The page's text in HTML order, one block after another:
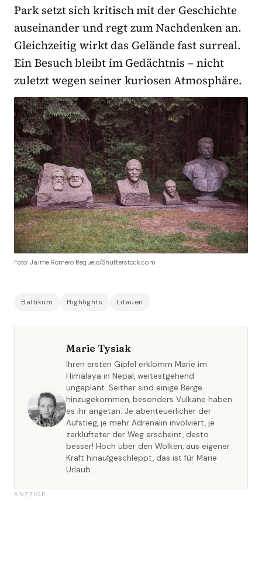
Park setzt sich kritisch mit der Geschichte
auseinander und regt zum Nachdenken an.
Gleichzeitig wirkt das Gelände fast surreal.
Ein Besuch bleibt im Gedächtnis – nicht
zuletzt wegen seiner kuriosen Atmosphäre.
Foto: Jaime Romero Requejo/Shutterstock.com
Baltikum Highlights Litauen
Marie Tysiak
Ihren ersten Gipfel erklomm Marie im
Himalaya in Nepal, weitestgehend
ungeplant. Seither sind einige Berge
hinzugekommen, besonders Vulkane haben
es ihr angetan. Je abenteuerlicher der
Aufstieg, je mehr Adrenalin involviert, je
zerklüfteter der Weg erscheint, desto
besser! Hoch über den Wolken, aus eigener
Kraft hinaufgeschleppt, das ist für Marie
Urlaub.
ANZEIGE